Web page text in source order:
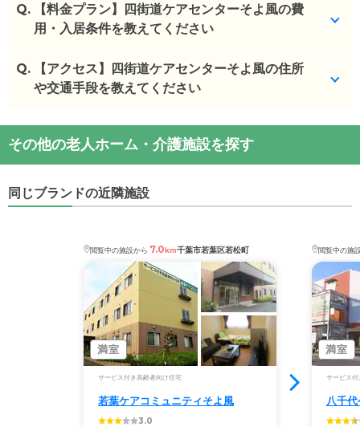
Q.
【料金プラン】四街道ケアセンターそよ風の費
用・入居条件を教えてください
四街道ケアセンターそよ風の入居金・月額料金は次
のとおりです。
・月額費用が14.5万円
・要介護度：要支援2、要介護1、要介護2、要介護
ケアスル 介護では詳細な 料金プランをご確認頂けま
す。詳しくはこちら
◎ケアスル 介護の3つの特徴
・経験豊富な入居相談員が完全無料で施設探しをサ
受付時間：10：00～19：00
Q.
【アクセス】四街道ケアセンターそよ風の住所
や交通手段を教えてください
四街道ケアセンターそよ風の交通アクセス
・住所：千葉県四街道市物井1596-4
・最寄り駅：
四街道ケアセンターそよ風
その他の老人ホーム・介護施設を探す
同じブランドの近隣施設
閲覧中の施設から 7.0km千葉市若葉区若松町
満室
サービス付き高齢者向け住宅
若葉ケアコミュニティそよ風
3.0
閲覧中の施
満室
サービス付
八千